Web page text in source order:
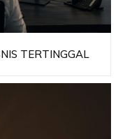
TERTINGGAL